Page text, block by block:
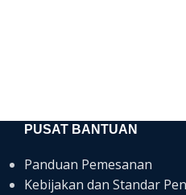
PUSAT BANTUAN
Panduan Pemesanan
Kebijakan dan Standar